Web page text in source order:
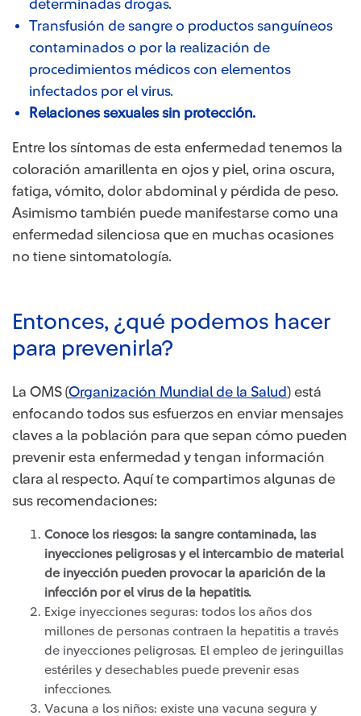
determinadas drogas.
Transfusión de sangre o productos sanguíneos
contaminados o por la realización de
procedimientos médicos con elementos
infectados por el virus.
Relaciones sexuales sin protección.
Entre los síntomas de esta enfermedad tenemos la
coloración amarillenta en ojos y piel, orina oscura,
fatiga, vómito, dolor abdominal y pérdida de peso.
Asimismo también puede manifestarse como una
enfermedad silenciosa que en muchas ocasiones
no tiene sintomatología.
Entonces, ¿qué podemos hacer
para prevenirla?
La OMS (Organización Mundial de la Salud​) está
enfocando todos sus esfuerzos en enviar mensajes
claves a la población para que sepan cómo pueden
prevenir esta enfermedad y tengan información
clara al respecto. Aquí te compartimos algunas de
sus recomendaciones:
Conoce los riesgos: la sangre contaminada, las
inyecciones peligrosas y el intercambio de material
de inyección pueden provocar la aparición de la
infección por el virus de la hepatitis.
Exige inyecciones seguras: todos los años dos
millones de personas contraen la hepatitis a través
de inyecciones peligrosas. El empleo de jeringuillas
estériles y desechables puede prevenir esas
infecciones.
Vacuna a los niños: existe una vacuna segura y